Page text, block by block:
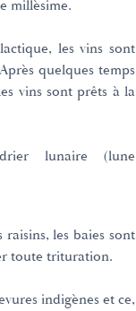
millèsime.
les vins sont
quelques temps
vins sont prêts à la
lunaire (lune
les baies sont
toute trituration.
indigènes et ce,